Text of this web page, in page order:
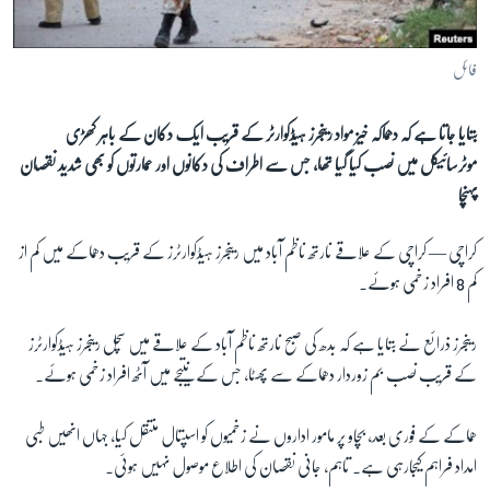
آرٹ
آزادیٔ صحافت
صحت
دلچسپ و عجیب
آڈیو
اسپیشل کوریج
اداریہ
Learning English
FOLLOW US
فائل
بتایا جاتا ہے کہ دھماکہ خیز مواد رینجرز ہیڈکوارٹر کے قریب ایک دکان کے باہر کھڑی
موٹرسائیکل میں نصب کیا گیا تھا، جس سے اطراف کی دکانوں اور عمارتوں کو بھی شدید نقصان
پہنچا
کراچی — کراچی کے علاقے نارتھ ناظم آباد میں رینجرز ہیڈکوارٹرز کے قریب دھماکے میں کم از
کم 8 افراد زخمی ہوئے۔
رینجرز ذرائع نے بتایا ہے کہ بدھ کی صبح نارتھ ناظم آباد کے علاقے میں سچل رینجرز ہیڈکوارٹرز
کے قریب نصب بم زوردار دھماکے سے پھٹا، جس کے نتیجے میں آٹھ افراد زخمی ہوئے۔
ھماکے کے فوری بعد، بچاو پر مامور اداروں نے زخمیوں کو اسپتال منتقل کیا، جہاں انھیں طبی
امداد فراہم کیجارہی ہے۔ تاہم، جانی نقصان کی اطلاع موصول نہیں ہوئی۔